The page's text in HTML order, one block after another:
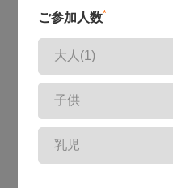
ご参加人数*